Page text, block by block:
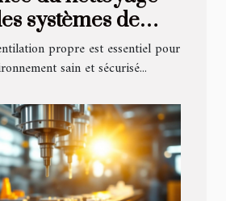
systèmes de
propre est essentiel pour
sain et sécurisé...